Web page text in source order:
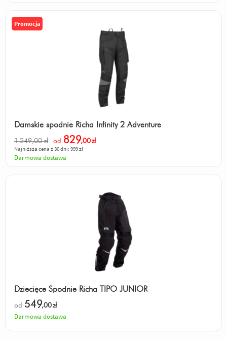
Promocja
Damskie spodnie Richa Infinity 2 Adventure
1 249,00 zł od 829,00zł
Najniższa cena z 30 dni: 999 zł
Darmowa dostawa
Dziecięce Spodnie Richa TIPO JUNIOR
od 549,00zł
Darmowa dostawa